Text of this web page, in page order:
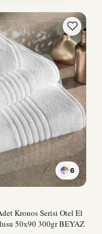
6
Kronos Serisi Otel El
50x90 300gr BEYAZ